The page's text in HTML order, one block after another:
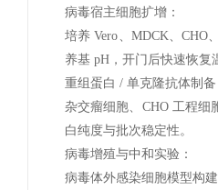
病毒宿主细胞扩增：
培养 Vero、MDCK、CHO
养基 pH，开门后快速恢复
重组蛋白 / 单克隆抗体制
杂交瘤细胞、CHO 工程
白纯度与批次稳定性。
病毒增殖与中和实验：
病毒体外感染细胞模型构